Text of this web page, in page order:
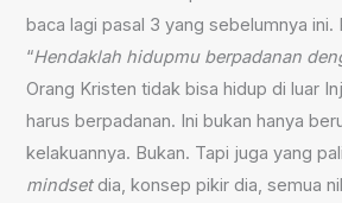
baca lagi pasal 3 yang sebelumnya ini.
“Hendaklah hidupmu berpadanan
Orang Kristen tidak bisa hidup di luar
harus berpadanan. Ini bukan hanya
kelakuannya. Bukan. Tapi juga yang
mindsetdia, konsep pikir dia, semua